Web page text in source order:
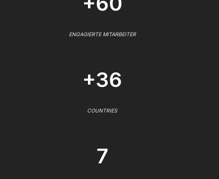
ENGAGIERTE MITARBEITER
+36
COUNTRIES
7